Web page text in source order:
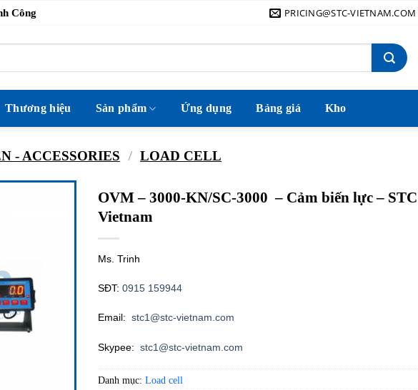
Công PRICING@STC-VIETNAM.COM
Thương hiệu Sản phẩm Ứng dụng Bảng giá Kho
- ACCESSORIES / LOAD CELL
OVM – 3000-KN/SC-3000 – Cảm biến lực – STC
Vietnam
Ms. Trinh
SĐT:0915 159944
Email:stc1@stc-vietnam.com
Skypee:stc1@stc-vietnam.com
Danh mục:Load cell